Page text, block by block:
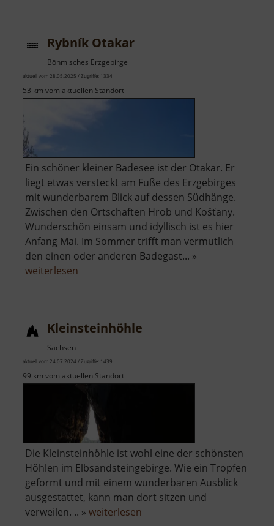
Rybník Otakar
Böhmisches Erzgebirge
aktuell vom 28.05.2025 / Zugriffe: 1334
53 km vom aktuellen Standort
Ein schöner kleiner Badesee ist der Otakar. Er
liegt etwas versteckt am Fuße des Erzgebirges
mit wunderbarem Blick auf dessen Südhänge.
Zwischen den Ortschaften Hrob und Košťany.
Wunderschön einsam und idyllisch ist es hier
Anfang Mai. Im Sommer trifft man vermutlich
den einen oder anderen Badegast... »
weiterlesen
Kleinsteinhöhle
Sachsen
aktuell vom 24.07.2024 / Zugriffe: 1439
99 km vom aktuellen Standort
Die Kleinsteinhöhle ist wohl eine der schönsten
Höhlen im Elbsandsteingebirge. Wie ein Tropfen
geformt und mit einem wunderbaren Ausblick
ausgestattet, kann man dort sitzen und
verweilen. .. » weiterlesen